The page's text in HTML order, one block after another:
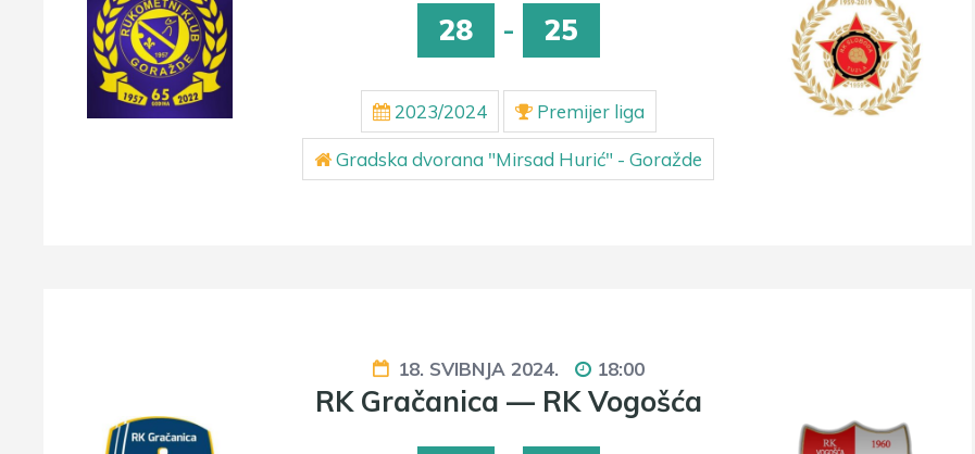
28
- 25
2023/2024 Premijer liga
Gradska dvorana "Mirsad Hurić" - Goražde
18. SVIBNJA 2024. 18:00
RK Gračanica — RK Vogošća